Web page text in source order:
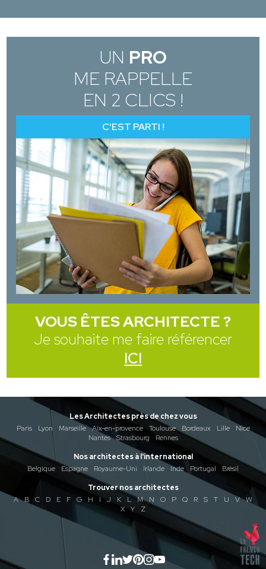
UN PRO
ME RAPPELLE
EN 2 CLICS !
C'EST PARTI !
VOUS ÊTES ARCHITECTE ?
Je souhaite me faire référencer
ICI
Les Architectes près de chez vous
Paris
Lyon Marseille Aix-en-provence Toulouse Bordeaux Lille
Nice
Nantes
Strasbourg
Rennes
Nos architectes à l'international
Belgique
Espagne Royaume-Uni Irlande Inde Portugal
Brésil
Trouver nos architectes
A
B C D E F G H I J K L M N O P Q R S T U V
W
X
Y Z